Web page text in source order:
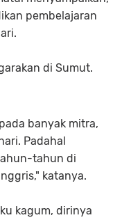
pembelajaran
di Sumut.
banyak mitra,
Padahal
tahun di
katanya.
kagum, dirinya